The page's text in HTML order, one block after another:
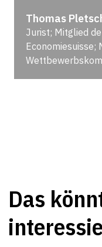
Thomas
Jurist; Mitglied
Economiesuisse;
Das